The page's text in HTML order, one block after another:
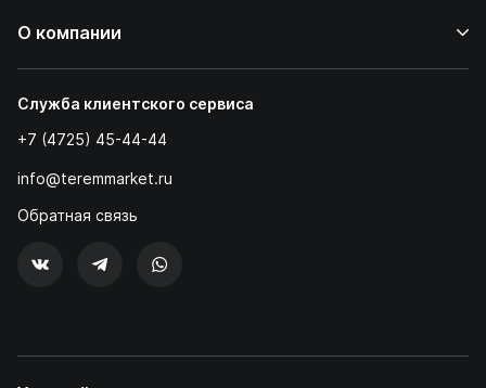
О компании
Служба клиентского сервиса
+7 (4725) 45-44-44
info@teremmarket.ru
Обратная связь